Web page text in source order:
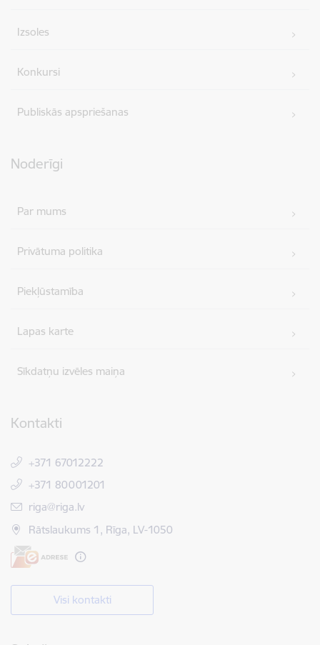
Izsoles
Konkursi
Publiskās apspriešanas
Noderīgi
Par mums
Privātuma politika
Piekļūstamība
Lapas karte
Sīkdatņu izvēles maiņa
Kontakti
+371 67012222
+371 80001201
E-pasts:
riga@riga.lv
Rātslaukums 1, Rīga, LV-1050
Visi kontakti